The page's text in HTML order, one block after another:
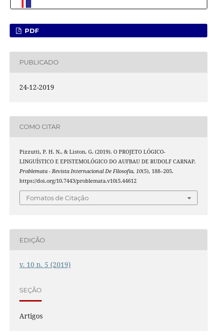
PDF
PUBLICADO
24-12-2019
COMO CITAR
Pizzutti, P. H. N., & Liston, G. (2019). O PROJETO LÓGICO-
LINGUÍSTICO E EPISTEMOLÓGICO DO AUFBAU DE RUDOLF CARNAP.
Problemata - Revista Internacional De Filosofia, 10(5), 188–205.
https://doi.org/10.7443/problemata.v10i5.44612
Fomatos de Citação
EDIÇÃO
v. 10 n. 5 (2019)
SEÇÃO
Artigos